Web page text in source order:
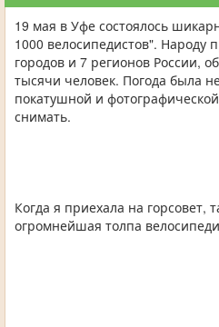
19 мая в Уфе состоялось
1000 велосипедистов". Народу
городов и 7 регионов России,
тысячи человек. Погода была
покатушной и
снимать.
Когда я приехала на горсовет,
огромнейшая толпа